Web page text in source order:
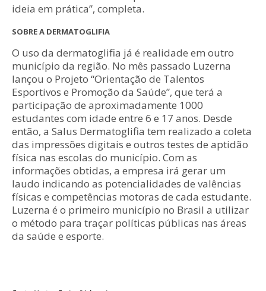
ideia em prática”, completa.
SOBRE A DERMATOGLIFIA
O uso da dermatoglifia já é realidade em outro
município da região. No mês passado Luzerna
lançou o Projeto “Orientação de Talentos
Esportivos e Promoção da Saúde”, que terá a
participação de aproximadamente 1000
estudantes com idade entre 6 e 17 anos. Desde
então, a Salus Dermatoglifia tem realizado a coleta
das impressões digitais e outros testes de aptidão
física nas escolas do município. Com as
informações obtidas, a empresa irá gerar um
laudo indicando as potencialidades de valências
físicas e competências motoras de cada estudante.
Luzerna é o primeiro município no Brasil a utilizar
o método para traçar políticas públicas nas áreas
da saúde e esporte.